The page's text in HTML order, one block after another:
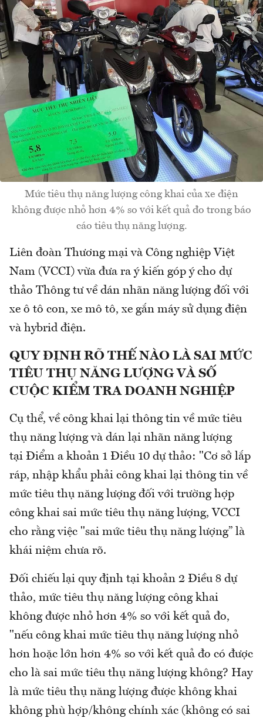
Mức tiêu thụ năng lượng công khai của xe điện
không được nhỏ hơn 4% so với kết quả đo trong báo
cáo tiêu thụ năng lượng.
Liên đoàn Thương mại và Công nghiệp Việt
Nam (VCCI) vừa đưa ra ý kiến góp ý cho dự
thảo Thông tư về dán nhãn năng lượng đối với
xe ô tô con, xe mô tô, xe gắn máy sử dụng điện
và hybrid điện.
QUY ĐỊNH RÕ THẾ NÀO LÀ SAI MỨC
TIÊU THỤ NĂNG LƯỢNG VÀ SỐ
CUỘC KIỂM TRA DOANH NGHIỆP
Cụ thể, về công khai lại thông tin về mức tiêu
thụ năng lượng và dán lại nhãn năng lượng
tại Điểm a khoản 1 Điều 10 dự thảo: "Cơ sở lắp
ráp, nhập khẩu phải công khai lại thông tin về
mức tiêu thụ năng lượng đối với trường hợp
công khai sai mức tiêu thụ năng lượng, VCCI
cho rằng việc "sai mức tiêu thụ năng lượng” là
khái niệm chưa rõ.
Đối chiếu lại quy định tại khoản 2 Điều 8 dự
thảo, mức tiêu thụ năng lượng công khai
không được nhỏ hơn 4% so với kết quả đo,
"nếu công khai mức tiêu thụ năng lượng nhỏ
hơn hoặc lớn hơn 4% so với kết quả đo có được
cho là sai mức tiêu thụ năng lượng không? Hay
là mức tiêu thụ năng lượng được không khai
không phù hợp/không chính xác (không có sai